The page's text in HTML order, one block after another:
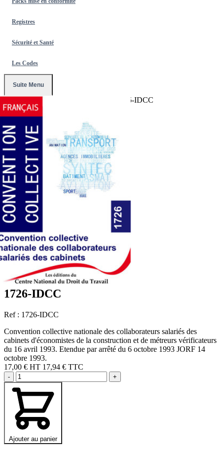
Registres
Sécurité et Santé
Les Codes
Suite Menu
Conventions Collectives 1726-IDCC
1726-IDCC
Ref : 1726-IDCC
Convention collective nationale des collaborateurs salariés des
cabinets d'économistes de la construction et de métreurs vérificateurs
du 16 avril 1993. Etendue par arrêté du 6 octobre 1993 JORF 14
octobre 1993.
17,00 € HT 17,94 € TTC
- +
Ajouter au panier